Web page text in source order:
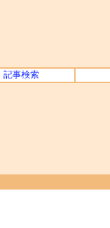
記事検索